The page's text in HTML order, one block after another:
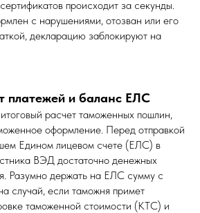
происходит за секунды.
с нарушениями, отозван или его
декларацию заблокируют на
платежей и баланс ЕЛС
расчет таможенных пошлин,
оформление. Перед отправкой
Едином лицевом счете (ЕЛС) в
ВЭД достаточно денежных
Разумно держать на ЕЛС сумму с
случай, если таможня примет
таможенной стоимости (КТС) и